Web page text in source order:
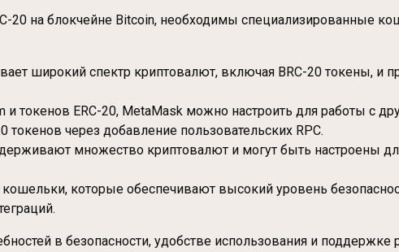
20 на блокчейне Bitcoin, необходимы специализированные
широкий спектр криптовалют, включая BRC-20 токены, и
и токенов ERC-20, MetaMask можно настроить для работы с
через добавление пользовательских RPC.
множество криптовалют и могут быть настроены
которые обеспечивают высокий уровень
в безопасности, удобстве использования и поддержке